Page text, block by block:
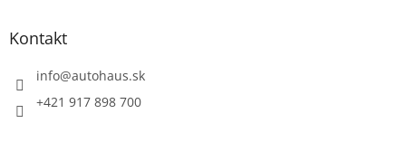
Kontakt
info@autohaus.sk
+421 917 898 700